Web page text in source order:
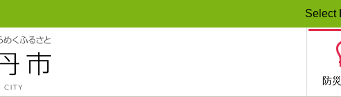
Select
防